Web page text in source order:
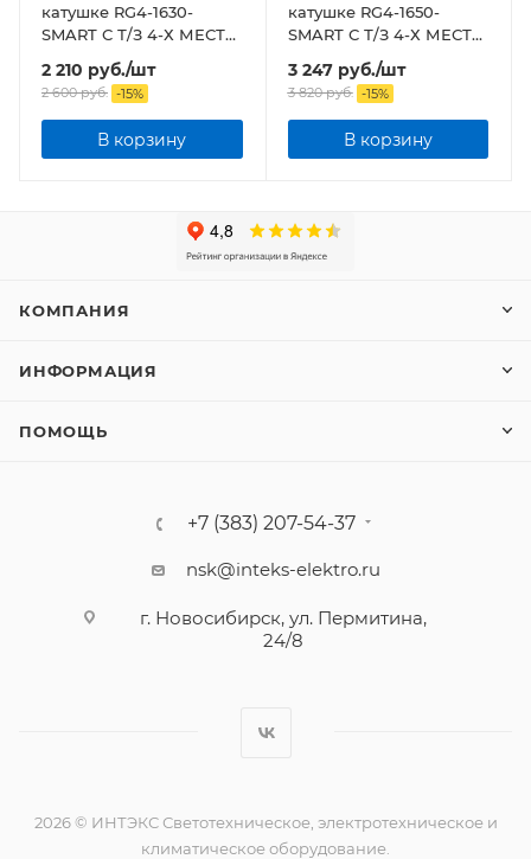
катушке RG4-1630-
SMART С Т/З 4-Х МЕСТН
С З/К 16А 30М 8863
2 210 руб./шт
2 600руб. -15%
В корзину
катушке RG4-1650-
SMART С Т/З 4-Х МЕСТН
С З/К 16А 50М 8865
3 247руб./шт
3 820руб. -15%
В корзину
КОМПАНИЯ
ИНФОРМАЦИЯ
ПОМОЩЬ
+7 (383) 207-54-37
nsk@inteks-elektro.ru
г. Новосибирск, ул. Пермитина,
24/8
2026 © ИНТЭКС Светотехническое, электротехническое и
климатическое оборудование.